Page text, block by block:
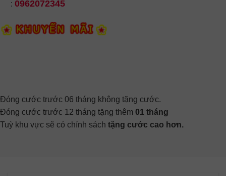
: 0962072345
Đóng cước trước 06 tháng không tặng cước.
Đóng cước trước 12 tháng tặng thêm 01 tháng
Tuỳ khu vực sẽ có chính sách tặng cước cao hơn.